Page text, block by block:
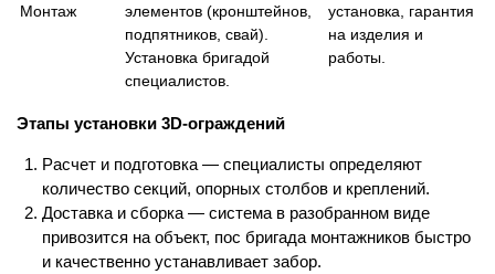
Монтаж
элементов (кронштейнов,
подпятников, свай).
Установка бригадой
специалистов.
установка, гарантия
на изделия и
работы.
Этапы установки 3D-ограждений
Расчет и подготовка — специалисты определяют
количество секций, опорных столбов и креплений.
Доставка и сборка — система в разобранном виде
привозится на объект, пос бригада монтажников быстро
и качественно устанавливает забор.